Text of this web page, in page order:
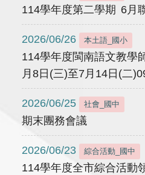
114學年度第二學期 6月
2026/06/26 本土語_國小
114學年度閩南語文教學
月8日(三)至7月14日(二
2026/06/25 社會_國中
期末團務會議
2026/06/23 綜合活動_國中
114學年度全市綜合活動